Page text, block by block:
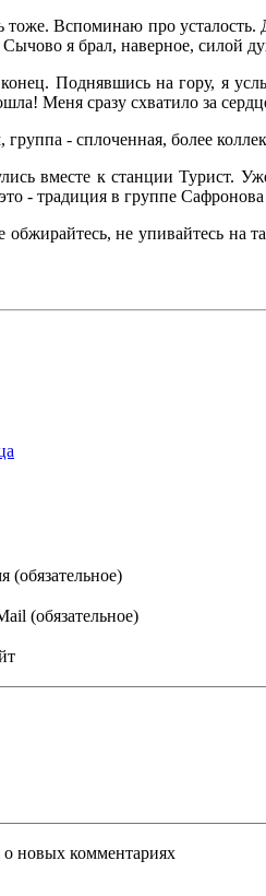
тоже. Вспоминаю про
я брал, наверное, силой
Поднявшись на гору, я
Меня сразу схватило за
- сплоченная, более
вместе к станции Турист.
- традиция в группе
не упивайтесь на
(обязательное)
(обязательное)
о новых комментариях